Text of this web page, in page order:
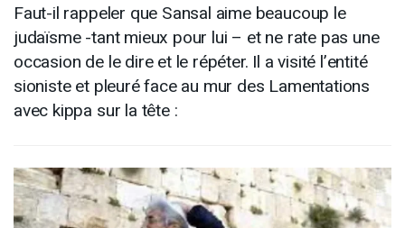
Faut-il rappeler que Sansal aime beaucoup le
judaïsme -tant mieux pour lui – et ne rate pas une
occasion de le dire et le répéter. Il a visité l’entité
sioniste et pleuré face au mur des Lamentations
avec kippa sur la tête :